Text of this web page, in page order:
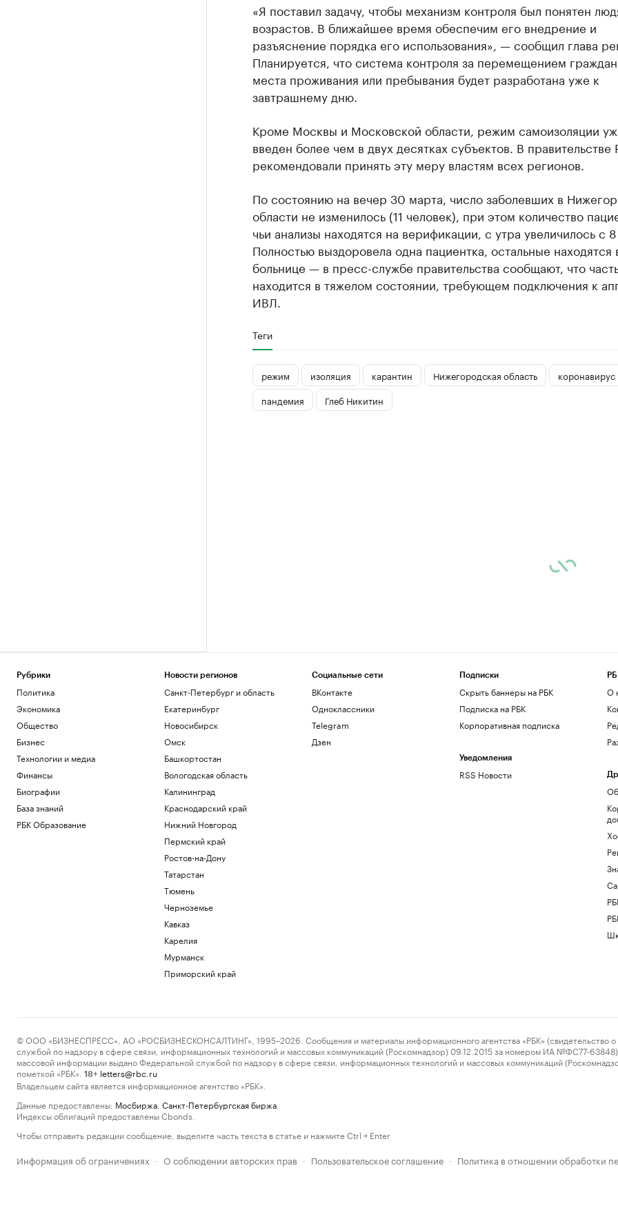
«Я поставил задачу, чтобы механизм контроля был понятен
возрастов. В ближайшее время обеспечим его внедрение и
разъяснение порядка его использования», — сообщил глава
Планируется, что система контроля за перемещением
места проживания или пребывания будет разработана уже к
завтрашнему дню.
Кроме Москвы и Московской области, режим самоизоляции
введен более чем в двух десятках субъектов. В правительстве
рекомендовали принять эту меру властям всех регионов.
По состоянию на вечер 30 марта, число заболевших в
области не изменилось (11 человек), при этом количество
чьи анализы находятся на верификации, с утра увеличилось с 8
Полностью выздоровела одна пациентка, остальные находятся
больнице — в пресс-службе правительства сообщают, что
находится в тяжелом состоянии, требующем подключения к
ИВЛ.
Теги
режим изоляция карантин Нижегородская область
коронавирус
пандемия
Глеб Никитин
Рубрики
Политика
Экономика
Общество
Бизнес
Технологии и медиа
Финансы
Биографии
База знаний
РБК Образование
Новости регионов
Санкт-Петербург и область
Екатеринбург
Новосибирск
Омск
Башкортостан
Вологодская область
Калининград
Краснодарский край
Нижний Новгород
Пермский край
Ростов-на-Дону
Татарстан
Тюмень
Черноземье
Кавказ
Карелия
Мурманск
Приморский край
Социальные сети
ВКонтакте
Одноклассники
Telegram
Дзен
Подписки
Скрыть баннеры на РБК
Подписка на РБК
Корпоративная подписка
Уведомления
RSS Новости
О
© ООО «БИЗНЕСПРЕСС», АО «РОСБИЗНЕСКОНСАЛТИНГ», 1995–2026. Сообщения и материалы информационного агентства «РБК» (свидетельство о
службой по надзору в сфере связи, информационных технологий и массовых коммуникаций (Роскомнадзор) 09.12.2015 за номером ИА №ФС77-63848)
массовой информации выдано Федеральной службой по надзору в сфере связи, информационных технологий и массовых коммуникаций
пометкой «РБК».
18+ letters@rbc.ru
Владельцем сайта является информационное агентство «РБК».
Данные предоставлены: Мосбиржа Санкт-Петербургская биржа
Индексы облигаций предоставлены Cbonds.
Чтобы отправить редакции сообщение, выделите часть текста в статье и нажмите Ctrl + Enter
Информация об ограничениях · О соблюдении авторских прав · Пользовательское соглашение · Политика в отношении обработки